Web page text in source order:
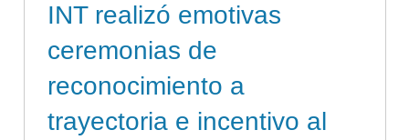
INT realizó emotivas
ceremonias de
reconocimiento a
trayectoria e incentivo al